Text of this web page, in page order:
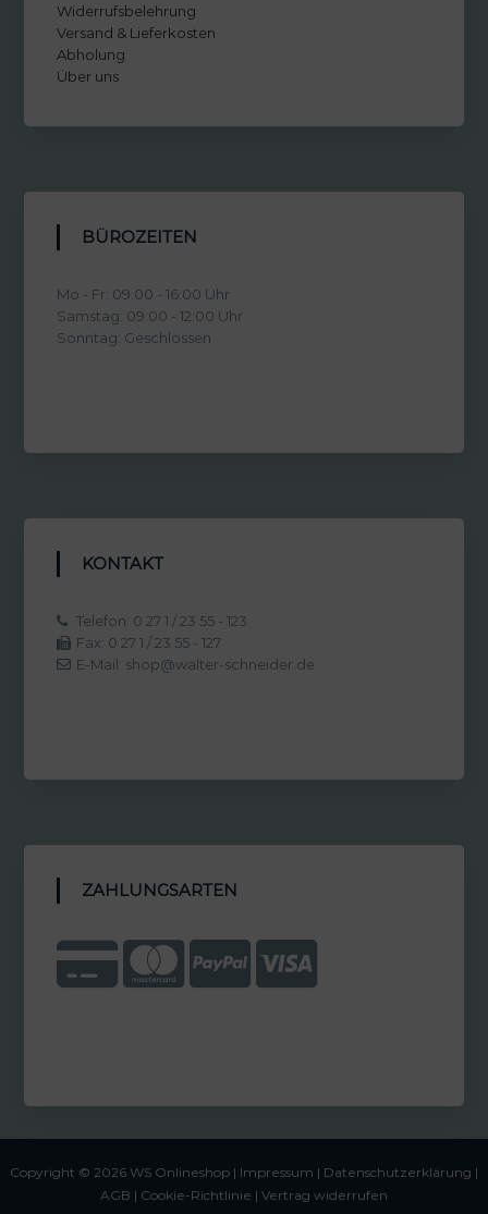
Widerrufsbelehrung
Versand & Lieferkosten
Abholung
Über uns
BÜROZEITEN
Mo - Fr: 09:00 - 16:00 Uhr
Samstag: 09:00 - 12:00 Uhr
Sonntag: Geschlossen
KONTAKT
Telefon: 0 27 1 / 23 55 - 123
Fax: 0 27 1 / 23 55 - 127
E-Mail: shop@walter-schneider.de
ZAHLUNGSARTEN
Copyright © 2026 WS Onlineshop | Impressum | Datenschutzerklärung |
AGB | Cookie-Richtlinie | Vertrag widerrufen